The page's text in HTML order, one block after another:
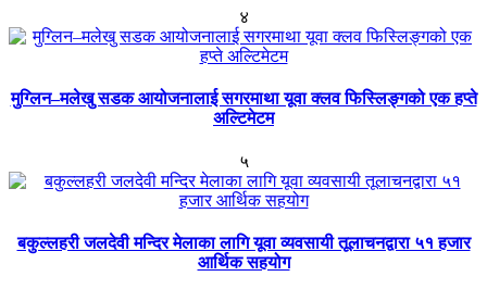
४
मुग्लिन–मलेखु सडक आयोजनालाई सगरमाथा यूवा क्लव फिस्लिङ्गको एक हप्ते
अल्टिमेटम
५
बकुल्लहरी जलदेवी मन्दिर मेलाका लागि यूवा व्यवसायी तूलाचनद्वारा ५१ हजार
आर्थिक सहयोग